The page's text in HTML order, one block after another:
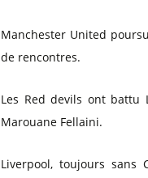
Billets
Billets
Munich
Manchester United
de rencontres.
Les Red devils ont battu
Marouane Fellaini.
Liverpool, toujours sans